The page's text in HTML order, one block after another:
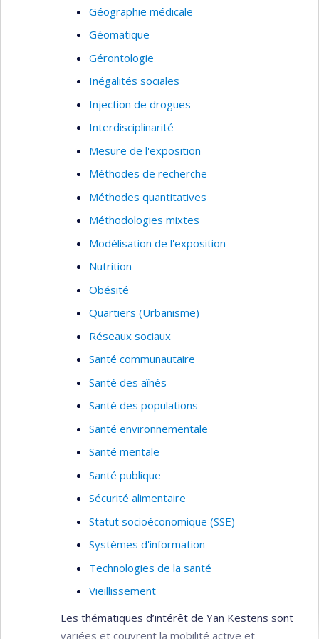
Géographie médicale
Géomatique
Gérontologie
Inégalités sociales
Injection de drogues
Interdisciplinarité
Mesure de l'exposition
Méthodes de recherche
Méthodes quantitatives
Méthodologies mixtes
Modélisation de l'exposition
Nutrition
Obésité
Quartiers (Urbanisme)
Réseaux sociaux
Santé communautaire
Santé des aînés
Santé des populations
Santé environnementale
Santé mentale
Santé publique
Sécurité alimentaire
Statut socioéconomique (SSE)
Systèmes d'information
Technologies de la santé
Vieillissement
Les thématiques d’intérêt de Yan Kestens sont
variées et couvrent la mobilité active et